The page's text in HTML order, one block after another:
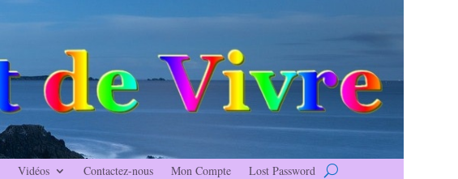
Vidéos Contactez-nous Mon Compte Lost Password